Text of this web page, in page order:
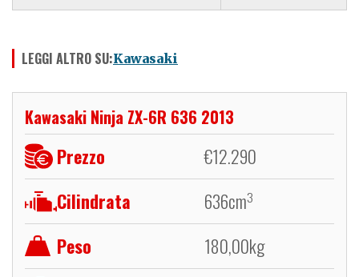
LEGGI ALTRO SU:Kawasaki
Kawasaki Ninja ZX-6R 636 2013
Prezzo €12.290
Cilindrata
636cm3
Peso 180,00kg